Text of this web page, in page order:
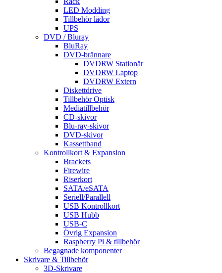
LED Modding
Tillbehör lådor
UPS
DVD / Bluray
BluRay
DVD-brännare
DVDRW Stationär
DVDRW Laptop
DVDRW Extern
Diskettdrive
Tillbehör Optisk
Mediatillbehör
CD-skivor
Blu-ray-skivor
DVD-skivor
Kassettband
Kontrollkort & Expansion
Brackets
Firewire
Riserkort
SATA/eSATA
Seriell/Parallell
USB Kontrollkort
USB Hubb
USB-C
Övrig Expansion
Raspberry Pi & tillbehör
Begagnade komponenter
Skrivare & Tillbehör
3D-Skrivare